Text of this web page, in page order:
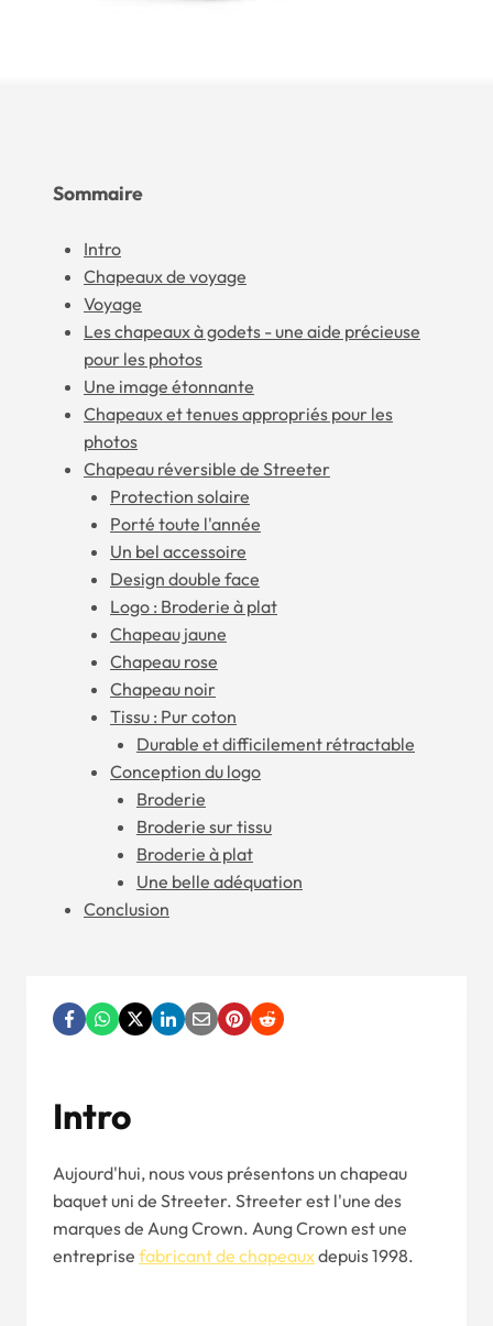
Sommaire
Intro
Chapeaux de voyage
Voyage
Les chapeaux à godets - une aide précieuse
pour les photos
Une image étonnante
Chapeaux et tenues appropriés pour les
photos
Chapeau réversible de Streeter
Protection solaire
Porté toute l'année
Un bel accessoire
Design double face
Logo : Broderie à plat
Chapeau jaune
Chapeau rose
Chapeau noir
Tissu : Pur coton
Durable et difficilement rétractable
Conception du logo
Broderie
Broderie sur tissu
Broderie à plat
Une belle adéquation
Conclusion
Intro
Aujourd'hui, nous vous présentons un chapeau
baquet uni de Streeter. Streeter est l'une des
marques de Aung Crown. Aung Crown est une
entreprise fabricant de chapeauxdepuis 1998.